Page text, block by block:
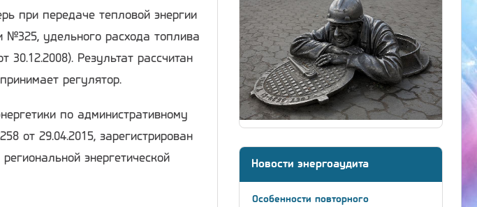
при передаче тепловой энергии
№325, удельного расхода топлива
Результат рассчитан
регулятор.
по административному
от 29.04.2015, зарегистрирован
энергетической
Новости энергоаудита
Особенности повторного